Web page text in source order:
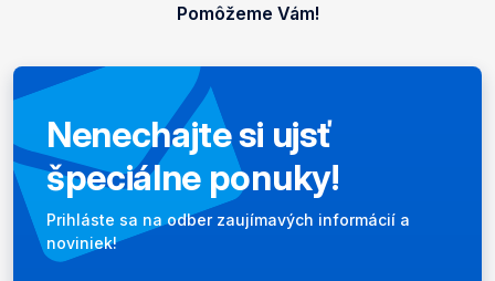
Pomôžeme Vám!
Newsletter
Nenechajte si ujsť
špeciálne ponuky!
Prihláste sa na odber zaujímavých informácií a
noviniek!